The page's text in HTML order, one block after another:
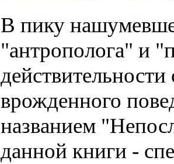
В пику
"антрополога" и
врожденного
названием
данной книги -